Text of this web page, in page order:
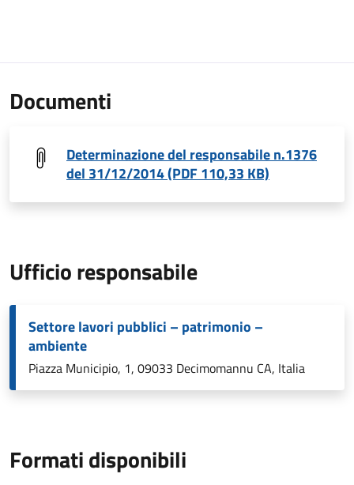
Documenti
Determinazione del responsabile n.1376
del 31/12/2014 (PDF 110,33 KB)
Ufficio responsabile
Settore lavori pubblici – patrimonio –
ambiente
Piazza Municipio, 1, 09033 Decimomannu CA, Italia
Formati disponibili